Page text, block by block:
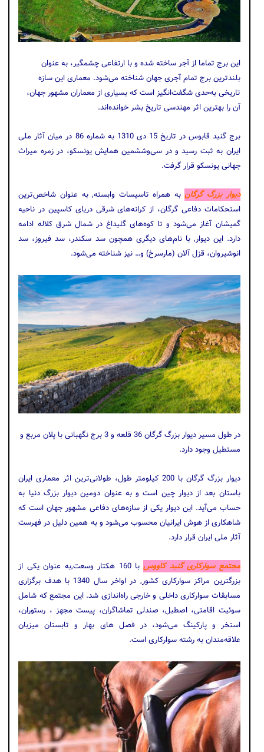
این برج تماما از آجر ساخته شده و با ارتفاعی چشمگیر، به ‌عنوان
بلندترین برج تمام آجری جهان شناخته می‌شود. معماری این سازه
تاریخی به‌حدی شگفت‌انگیز است که بسیاری از معماران مشهور جهان،
آن را بهترین اثر مهندسی تاریخ بشر خوانده‌اند.
برج گنبد قابوس در تاریخ 15 دی 1310 به شماره‌ 86 در میان آثار ملی
ایران به ثبت رسید و در سی‌و‌ششمین همایش یونسکو، در زمره‌ میراث
جهانی یونسکو قرار گرفت.
دیوار بزرگ گرگانبه ‌همراه تاسیسات وابسته, به ‌عنوان شاخص‌ترین
استحکامات دفاعی گرگان، از کرانه‌های شرقی دریای کاسپین در ناحیه
گمیشان آغاز می‌شود و تا کوه‌‌های گلیداغ در شمال شرق کلاله ادامه
دارد. این دیوار, با نام‌های دیگری همچون سد سکندر، سد فیروز، سد
انوشیروان، قزل آلان (مارسرخ) و… نیز شناخته می‌شود.
در طول مسیر دیوار بزرگ گرگان 36 قلعه و 3 برج نگهبانی با پلان مربع و
مستطیل وجود دارد.
دیوار بزرگ گرگان با 200 کیلومتر طول، طولانی‌ترین اثر معماری ایران
باستان بعد از دیوار چین است و به‌ عنوان دومین دیوار بزرگ دنیا به
حساب می‌آید. این دیوار یکی از سازه‌های دفاعی مشهور جهان است که
شاهکاری از هوش ایرانیان محسوب می‌شود و به همین دلیل در فهرست
آثار ملی ایران قرار دارد.
مجتمع سوارکاری گنبد کاووس
با 160 هکتار وسعت,به عنوان یکی از
بزرگترین مراکز سوارکاری کشور, در اواخر سال 1340 با هدف برگزاری
مسابقات سوارکاری داخلی و خارجی راه‌اندازی شد. این مجتمع که شامل
سوئیت اقامتی، اصطبل، صندلی تماشاگران، پیست مجهز ، رستوران،
استخر و پارکینگ می‌شود، در فصل های بهار و تابستان میزبان
علاقه‌مندان به رشته سوارکاری است.